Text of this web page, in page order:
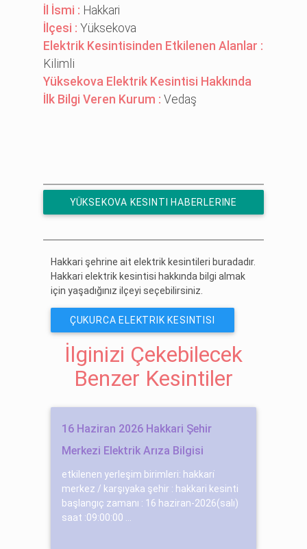
İl İsmi : Hakkari
İlçesi :Yüksekova
Elektrik Kesintisinden Etkilenen Alanlar :
Ki̇li̇mli̇
Yüksekova Elektrik Kesintisi Hakkında
İlk Bilgi Veren Kurum :Vedaş
YÜKSEKOVA KESINTI HABERLERINE
Hakkari şehrine ait elektrik kesintileri buradadır.
Hakkari elektrik kesintisi hakkında bilgi almak
için yaşadığınız ilçeyi seçebilirsiniz.
ÇUKURCA ELEKTRIK KESINTISI
İlginizi Çekebilecek
Benzer Kesintiler
16 Haziran 2026 Hakkari Şehir
Merkezi Elektrik Arıza Bilgisi
etkilenen yerleşim birimleri: hakkari̇
merkez / karşıyaka şehir : hakkari kesinti
başlangıç zamanı : 16 haziran-2026(salı)
saat :09:00:00 ...